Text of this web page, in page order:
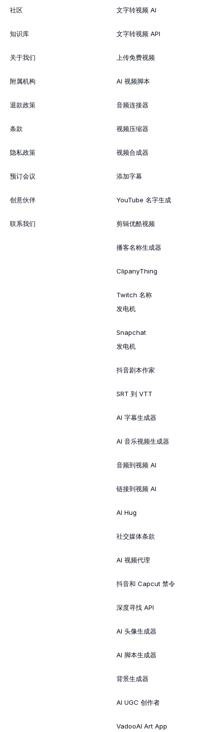
社区
知识库
关于我们
附属机构
退款政策
条款
隐私政策
预订会议
创意伙伴
联系我们
文字转视频 AI
文字转视频 API
上传免费视频
AI 视频脚本
音频连接器
视频压缩器
视频合成器
添加字幕
YouTube 名字生成
剪辑优酷视频
播客名称生成器
ClipanyThing
Twitch 名称
发电机
Snapchat
发电机
抖音剧本作家
SRT 到 VTT
AI 字幕生成器
AI 音乐视频生成器
音频到视频 AI
链接到视频 AI
AI Hug
社交媒体条款
AI 视频代理
抖音和 Capcut 禁令
深度寻找 API
AI 头像生成器
AI 脚本生成器
背景生成器
AI UGC 创作者
VadooAI Art App